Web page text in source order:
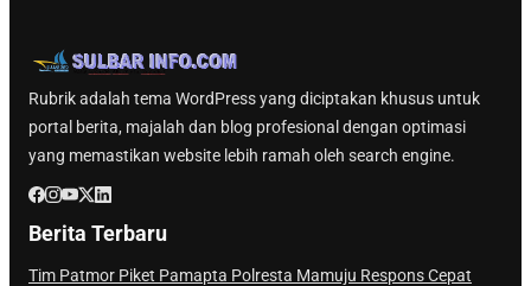
Rubrik adalah tema WordPress yang diciptakan khusus untuk
portal berita, majalah dan blog profesional dengan optimasi
yang memastikan website lebih ramah oleh search engine.
Berita Terbaru
Tim Patmor Piket Pamapta Polresta Mamuju Respons Cepat